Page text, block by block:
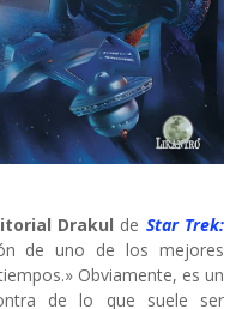
Drakul de Star Trek:
de uno de los mejores
Obviamente, es un
de lo que suele ser